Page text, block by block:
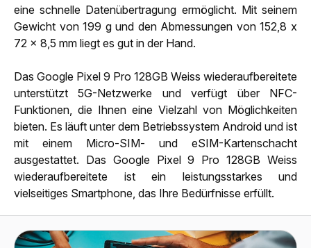
eine schnelle Datenübertragung ermöglicht. Mit seinem
Gewicht von 199 g und den Abmessungen von 152,8 x
72 x 8,5 mm liegt es gut in der Hand.
Das Google Pixel 9 Pro 128GB Weiss wiederaufbereitete
unterstützt 5G-Netzwerke und verfügt über NFC-
Funktionen, die Ihnen eine Vielzahl von Möglichkeiten
bieten. Es läuft unter dem Betriebssystem Android und ist
mit einem Micro-SIM- und eSIM-Kartenschacht
ausgestattet. Das Google Pixel 9 Pro 128GB Weiss
wiederaufbereitete ist ein leistungsstarkes und
vielseitiges Smartphone, das Ihre Bedürfnisse erfüllt.